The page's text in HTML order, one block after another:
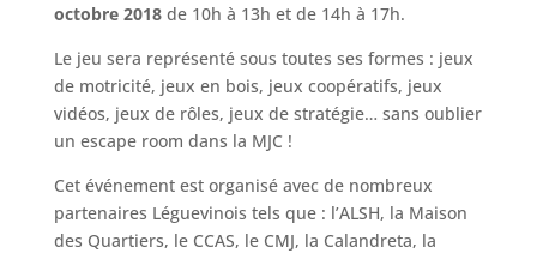
octobre 2018de 10h à 13h et de 14h à 17h.
Le jeu sera représenté sous toutes ses formes : jeux
de motricité, jeux en bois, jeux coopératifs, jeux
vidéos, jeux de rôles, jeux de stratégie… sans oublier
un escape room dans la MJC !
Cet événement est organisé avec de nombreux
partenaires Léguevinois tels que : l’ALSH, la Maison
des Quartiers, le CCAS, le CMJ, la Calandreta, la